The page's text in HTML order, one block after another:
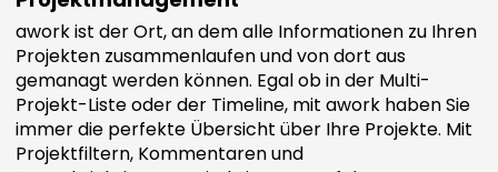
awork ist der Ort, an dem alle Informationen zu Ihren
Projekten zusammenlaufen und von dort aus
gemanagt werden können. Egal ob in der Multi-
Projekt-Liste oder der Timeline, mit awork haben Sie
immer die perfekte Übersicht über Ihre Projekte. Mit
Projektfiltern, Kommentaren und